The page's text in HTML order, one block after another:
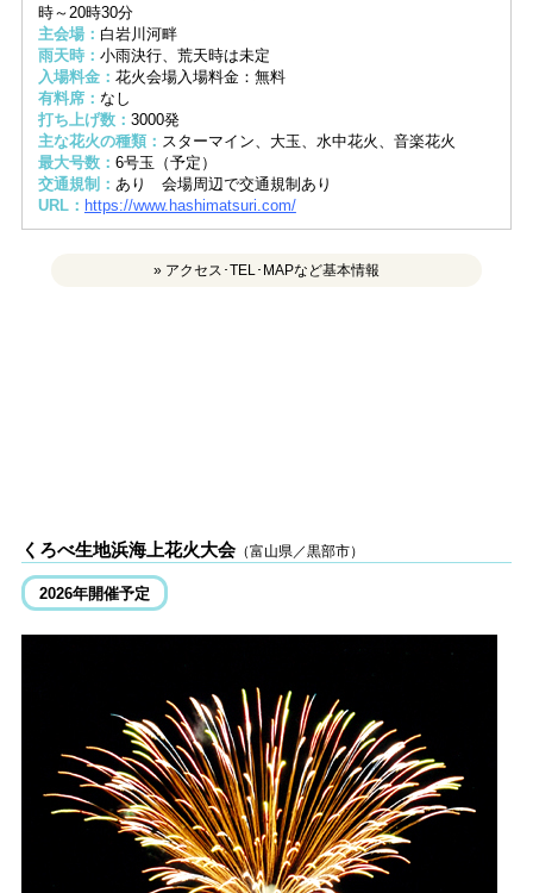
時～20時30分
主会場： 白岩川河畔
雨天時： 小雨決行、荒天時は未定
入場料金： 花火会場入場料金：無料
有料席： なし
打ち上げ数： 3000発
主な花火の種類： スターマイン、大玉、水中花火、音楽花火
最大号数： 6号玉（予定）
交通規制： あり 会場周辺で交通規制あり
URL： https://www.hashimatsuri.com/
» アクセス･TEL･MAPなど基本情報
くろべ生地浜海上花火大会（富山県／黒部市）
2026年開催予定